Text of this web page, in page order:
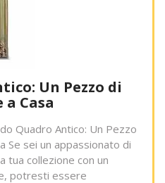
Un Pezzo di
Casa
Quadro Antico: Un Pezzo
Se sei un appassionato di
tua collezione con un
potresti essere